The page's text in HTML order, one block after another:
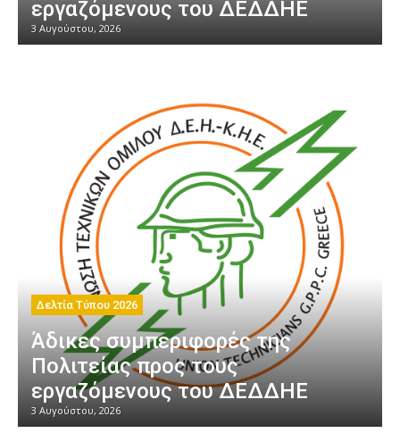
εργαζόμενους του ΔΕΔΔΗΕ
3 Αυγούστου, 2026
Δελτία Τύπου 2026
Άδικες συμπεριφορές της
Πολιτείας προς τους
εργαζόμενους του ΔΕΔΔΗΕ
3 Αυγούστου, 2026